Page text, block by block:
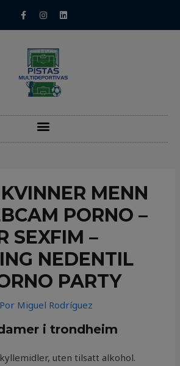
MENN
PORNO –
SEXFIM –
NEDENTIL
PARTY
Miguel Rodríguez
i trondheim
uten tilsatt alkohol.